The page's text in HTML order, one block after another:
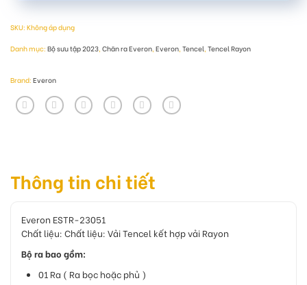
SKU: Không áp dụng
Danh mục: Bộ sưu tập 2023, Chăn ra Everon, Everon, Tencel, Tencel Rayon
Brand: Everon
Thông tin chi tiết
Everon ESTR-23051
Chất liệu: Chất liệu: VảiTencel kết hợp vải Rayon
Bộ ra bao gồm:
01 Ra ( Ra bọc hoặc phủ )